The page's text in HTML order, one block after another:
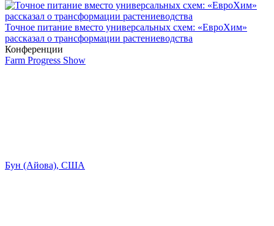
Точное питание вместо универсальных схем: «ЕвроХим»
рассказал о трансформации растениеводства
Конференции
Farm Progress Show
Бун (Айова), США